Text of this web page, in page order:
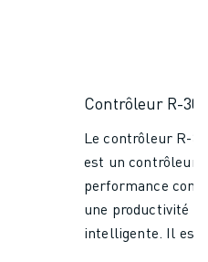
Contrôleur R-
Le contrôleur R-
est un contrôleur
performance
une productivité
intelligente. Il est